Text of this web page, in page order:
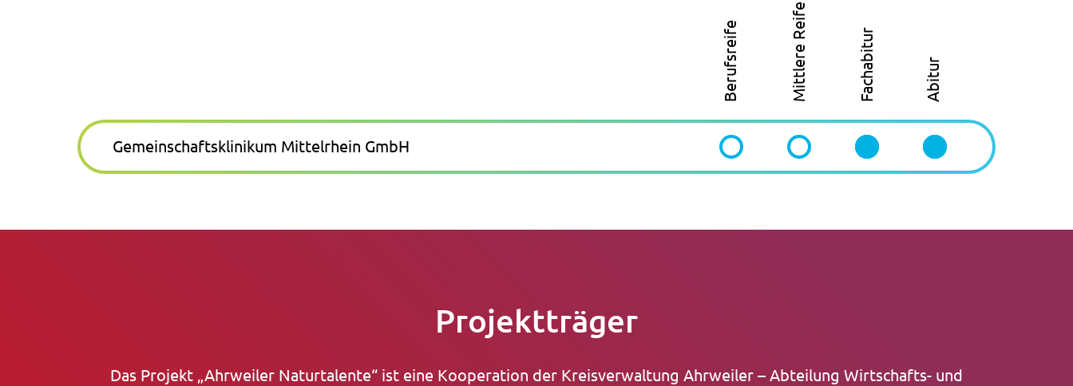
Berufsreife Mittlere Reife Fachabitur Abitur
Gemeinschaftsklinikum Mittelrhein GmbH
Projektträger
Das Projekt „Ahrweiler Naturtalente“ ist eine Kooperation der Kreisverwaltung Ahrweiler – Abteilung Wirtschafts- und